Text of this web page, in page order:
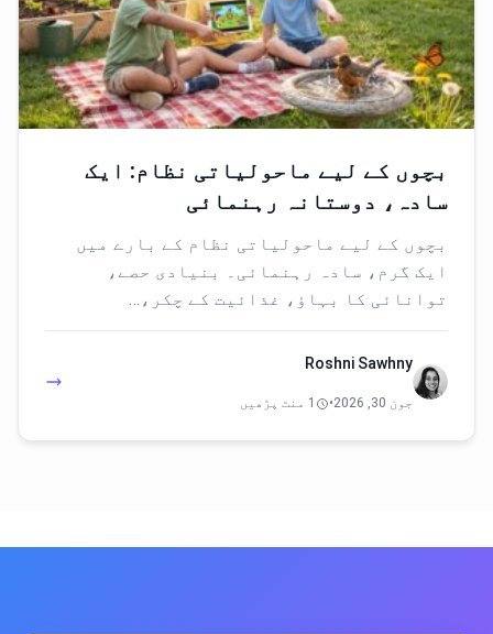
بچوں کے لیے ماحولیاتی نظام: ایک
سادہ، دوستانہ رہنمائی
بچوں کے لیے ماحولیاتی نظام کے بارے میں
ایک گرم، سادہ رہنمائی۔ بنیادی حصے،
توانائی کا بہاؤ، غذائیت کے چکر،…
Roshni Sawhny
جون 30, 2026 • 1 منٹ پڑھیں